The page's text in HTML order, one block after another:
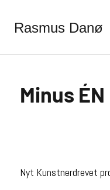
Rasmus Danø
Minus ÉN
Nyt Kunstnerdrevet